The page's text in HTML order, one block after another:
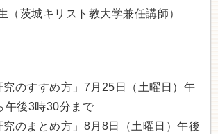
（茨城キリスト教大学兼任講師）
究のすすめ方」7月25日（土曜日）午
午後3時30分まで
のまとめ方」8月8日（土曜日）午後